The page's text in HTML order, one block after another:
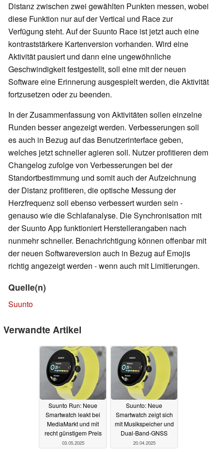
Distanz zwischen zwei gewählten Punkten messen, wobei
diese Funktion nur auf der Vertical und Race zur
Verfügung steht. Auf der Suunto Race ist jetzt auch eine
kontraststärkere Kartenversion vorhanden. Wird eine
Aktivität pausiert und dann eine ungewöhnliche
Geschwindigkeit festgestellt, soll eine mit der neuen
Software eine Erinnerung ausgespielt werden, die Aktivität
fortzusetzen oder zu beenden.
In der Zusammenfassung von Aktivitäten sollen einzelne
Runden besser angezeigt werden. Verbesserungen soll
es auch in Bezug auf das Benutzerinterface geben,
welches jetzt schneller agieren soll. Nutzer profitieren dem
Changelog zufolge von Verbesserungen bei der
Standortbestimmung und somit auch der Aufzeichnung
der Distanz profitieren, die optische Messung der
Herzfrequenz soll ebenso verbessert wurden sein -
genauso wie die Schlafanalyse. Die Synchronisation mit
der Suunto App funktioniert Herstellerangaben nach
nunmehr schneller. Benachrichtigung können offenbar mit
der neuen Softwareversion auch in Bezug auf Emojis
richtig angezeigt werden - wenn auch mit Limitierungen.
Quelle(n)
Suunto
Verwandte Artikel
Suunto Run: Neue
Smartwatch leakt bei
MediaMarkt und mit
recht günstigem Preis
03.05.2025
Suunto: Neue
Smartwatch zeigt sich
mit Musikspeicher und
Dual-Band-GNSS
20.04.2025